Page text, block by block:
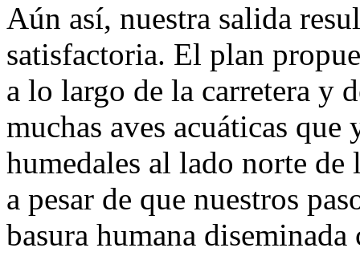
Aún así, nuestra salida
satisfactoria. El plan
a lo largo de la carretera y
muchas aves acuáticas que
humedales al lado norte
a pesar de que nuestros
basura humana